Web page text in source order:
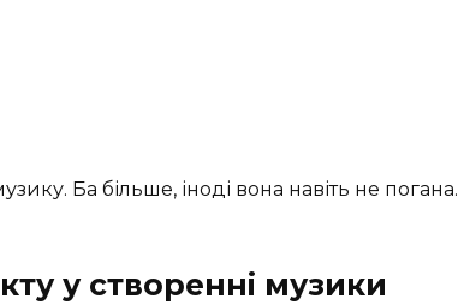
Ба більше, іноді вона навіть не погана.
у створенні музики